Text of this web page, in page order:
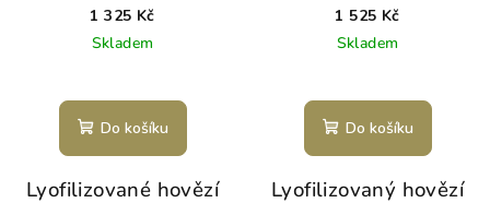
1 325 Kč
Skladem
Do košíku
Lyofilizované hovězí
1 525 Kč
Skladem
Do košíku
Lyofilizovaný hovězí